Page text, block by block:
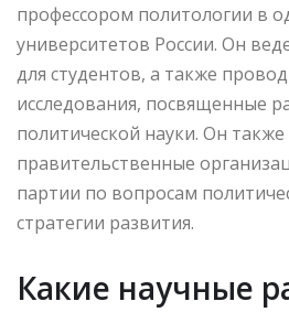
профессором политологии в
университетов России. Он
для студентов, а также
исследования, посвященные
политической науки. Он также
правительственные
партии по вопросам
стратегии развития.
Какие научные